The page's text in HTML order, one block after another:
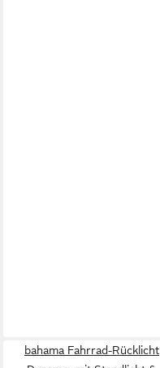
bahama Fahrrad-Rücklicht